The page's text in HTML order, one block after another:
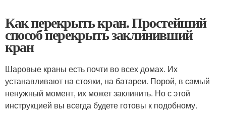
Как перекрыть кран. Простейший
способ перекрыть заклинивший
кран
Шаровые краны есть почти во всех домах. Их
устанавливают на стояки, на батареи. Порой, в самый
ненужный момент, их может заклинить. Но с этой
инструкцией вы всегда будете готовы к подобному.